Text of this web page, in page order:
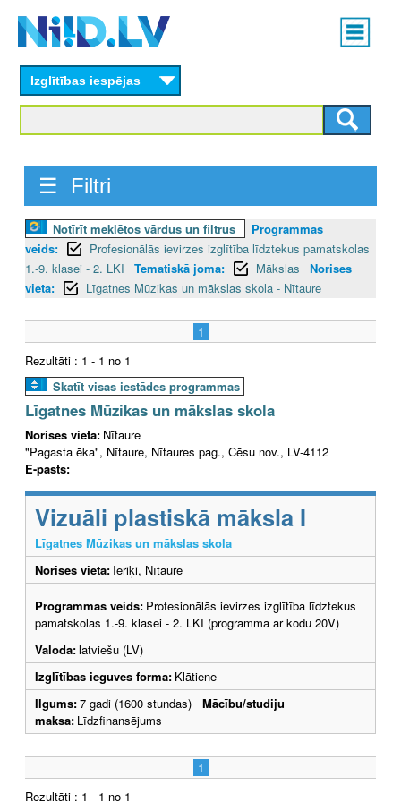
content
Main
menu
Izglītības iespējas
☰ Filtri
Notīrīt meklētos vārdus un filtrus
Programmas
veids:
Profesionālās ievirzes izglītība līdztekus pamatskolas
1.-9. klasei - 2. LKI
Tematiskā joma: Mākslas
Norises
vieta:
Līgatnes Mūzikas un mākslas skola - Nītaure
1
Rezultāti : 1 - 1 no 1
Skatīt visas iestādes programmas
Līgatnes Mūzikas un mākslas skola
Norises vieta: Nītaure
"Pagasta ēka", Nītaure, Nītaures pag., Cēsu nov., LV-4112
E-pasts:
Vizuāli plastiskā māksla I
Līgatnes Mūzikas un mākslas skola
Norises vieta: Ieriķi, Nītaure
Programmas veids: Profesionālās ievirzes izglītība līdztekus
pamatskolas 1.-9. klasei - 2. LKI (programma ar kodu 20V)
Valoda:latviešu (LV)
Izglītības ieguves forma: Klātiene
Ilgums:7 gadi (1600 stundas) Mācību/studiju
maksa: Līdzfinansējums
1
Rezultāti : 1 - 1 no 1